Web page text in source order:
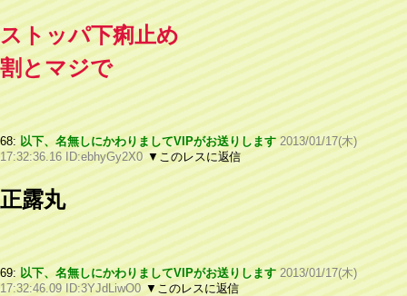
ストッパ下痢止め
割とマジで
68: 以下、名無しにかわりましてVIPがお送りします 2013/01/17(木)
17:32:36.16 ID:ebhyGy2X0 ▼このレスに返信
正露丸
69: 以下、名無しにかわりましてVIPがお送りします 2013/01/17(木)
17:32:46.09 ID:3YJdLiwO0 ▼このレスに返信